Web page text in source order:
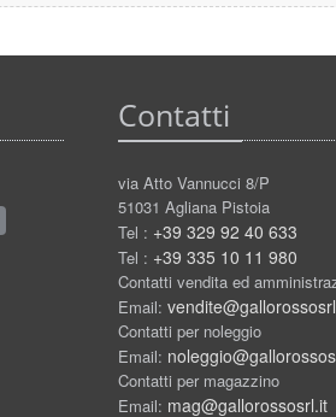
Contatti
via Atto Vannucci 8/P
51031 Agliana Pistoia
Tel : +39 329 92 40 633
Tel : +39 335 10 11 980
Contatti vendita ed
Email:
Contatti per noleggio
Email:
Contatti per magazzino
Email: mag@gallorossosrl.it